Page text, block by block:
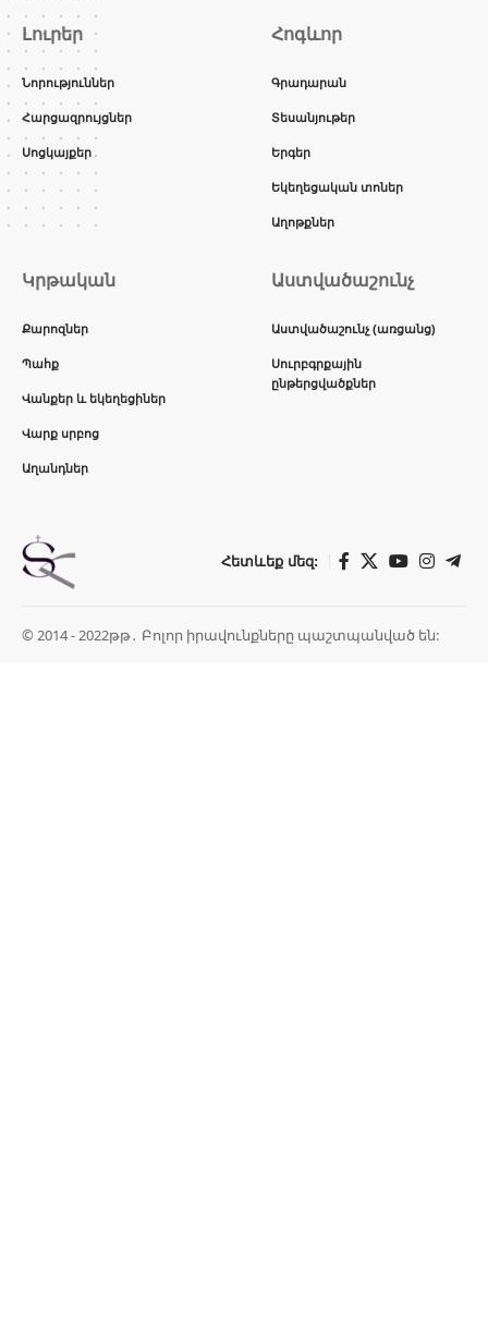
Լուրեր
Նորություններ
Հարցազրույցներ
Սոցկայքեր
Հոգևոր
Գրադարան
Տեսանյութեր
Երգեր
Եկեղեցական տոներ
Աղոթքներ
Կրթական
Քարոզներ
Պահք
Վանքեր և եկեղեցիներ
Վարք սրբոց
Աղանդներ
Աստվածաշունչ
Աստվածաշունչ (առցանց)
Սուրբգրքային
ընթերցվածքներ
Հետևեք մեզ:
© 2014 - 2022թթ․ Բոլոր իրավունքները պաշտպանված են: